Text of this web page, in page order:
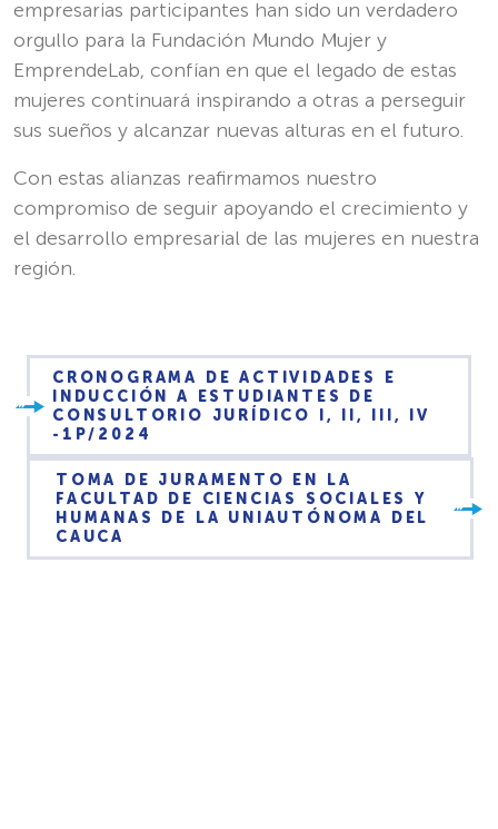
empresarias participantes han sido un verdadero
orgullo para la Fundación Mundo Mujer y
EmprendeLab, confían en que el legado de estas
mujeres continuará inspirando a otras a perseguir
sus sueños y alcanzar nuevas alturas en el futuro.
Con estas alianzas reafirmamos nuestro
compromiso de seguir apoyando el crecimiento y
el desarrollo empresarial de las mujeres en nuestra
región.
CRONOGRAMA DE ACTIVIDADES E
INDUCCIÓN A ESTUDIANTES DE
CONSULTORIO JURÍDICO I, II, III, IV
-1P/2024
TOMA DE JURAMENTO EN LA
FACULTAD DE CIENCIAS SOCIALES Y
HUMANAS DE LA UNIAUTÓNOMA DEL
CAUCA